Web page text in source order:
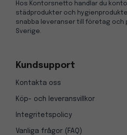
Hos Kontorsnetto handlar du
städprodukter och
snabba leveranser till företag och
Sverige.
Kundsupport
Kontakta oss
Köp- och leveransvillkor
Integritetspolicy
Vanliga frågor (FAQ)